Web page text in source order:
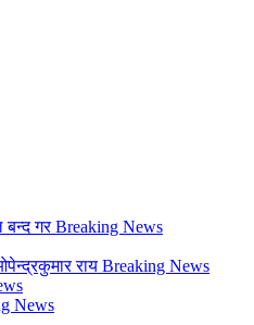
बन्द गरBreaking News
राय Breaking News
News